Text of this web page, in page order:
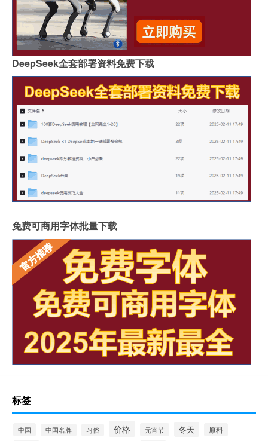
DeepSeek全套部署资料免费下载
免费可商用字体批量下载
标签
中国 中国名牌 习俗 价格 元宵节 冬天 原料